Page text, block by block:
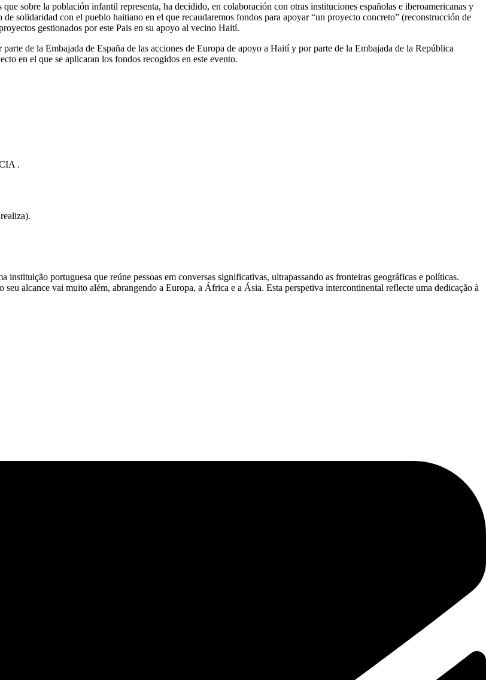
sobre la población infantil representa, ha decidido, en colaboración con otras instituciones españolas e iberoamericanas y
solidaridad con el pueblo haitiano en el que recaudaremos fondos para apoyar “un proyecto concreto” (reconstrucción de
gestionados por este Pais en su apoyo al vecino Haití.
de la Embajada de España de las acciones de Europa de apoyo a Haití y por parte de la Embajada de la República
en el que se aplicaran los fondos recogidos en este evento.
.
portuguesa que reúne pessoas em conversas significativas, ultrapassando as fronteiras geográficas e políticas.
alcance vai muito além, abrangendo a Europa, a África e a Ásia. Esta perspetiva intercontinental reflecte uma dedicação à